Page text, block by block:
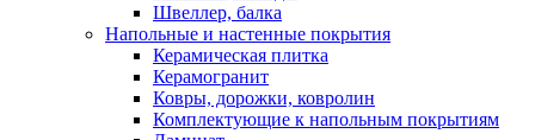
Швеллер, балка
Напольные и настенные покрытия
Керамическая плитка
Керамогранит
Ковры, дорожки, ковролин
Комплектующие к напольным покрытиям